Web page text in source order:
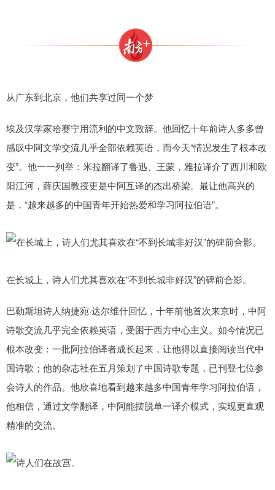
从广东到北京，他们共享过同一个梦
埃及汉学家哈赛宁用流利的中文致辞。他回忆十年前诗人多多曾
感叹中阿文学交流几乎全部依赖英语，而今天“情况发生了根本改
变”。他一一列举：米拉翻译了鲁迅、王蒙，雅拉译介了西川和欧
阳江河，薛庆国教授更是中阿互译的杰出桥梁。最让他高兴的
是，“越来越多的中国青年开始热爱和学习阿拉伯语”。
在长城上，诗人们尤其喜欢在“不到长城非好汉”的碑前合影。
巴勒斯坦诗人纳捷宛·达尔维什回忆，十年前他首次来京时，中阿
诗歌交流几乎完全依赖英语，受困于西方中心主义。如今情况已
根本改变：一批阿拉伯译者成长起来，让他得以直接阅读当代中
国诗歌；他的杂志社在五月策划了中国诗歌专题，已刊登七位参
会诗人的作品。他欣喜地看到越来越多中国青年学习阿拉伯语，
他相信，通过文学翻译，中阿能摆脱单一译介模式，实现更直观
精准的交流。